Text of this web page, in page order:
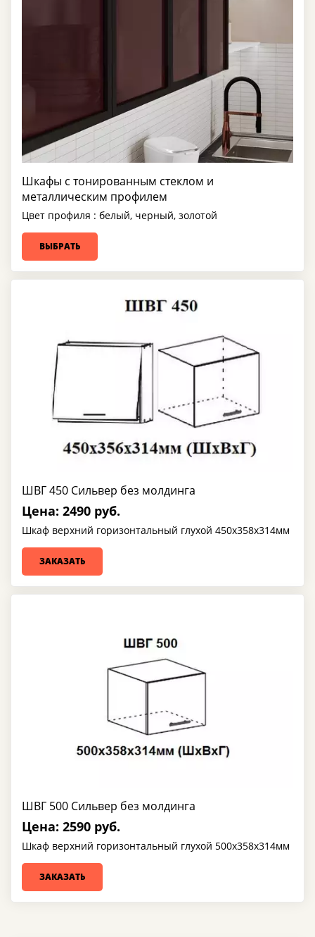
Шкафы с тонированным стеклом и
металлическим профилем
Цвет профиля : белый, черный, золотой
ВЫБРАТЬ
ШВГ 450 Сильвер без молдинга
Цена: 2490 руб.
Шкаф верхний горизонтальный глухой 450х358х314мм
ЗАКАЗАТЬ
ШВГ 500 Сильвер без молдинга
Цена: 2590 руб.
Шкаф верхний горизонтальный глухой 500х358х314мм
ЗАКАЗАТЬ